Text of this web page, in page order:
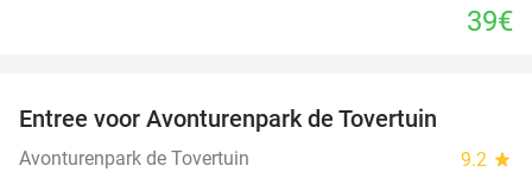
39€
Entree voor Avonturenpark de Tovertuin
Avonturenpark de Tovertuin 9.2 star